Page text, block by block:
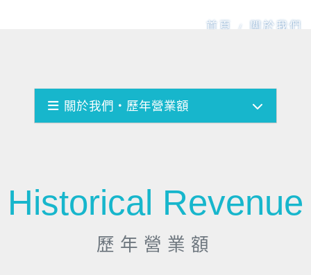
首頁 關於我們
關於我們・歷年營業額
Historical Revenue
歷 年 營 業 額